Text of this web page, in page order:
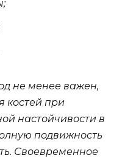
не менее важен,
костей при
настойчивости в
подвижность
Своевременное